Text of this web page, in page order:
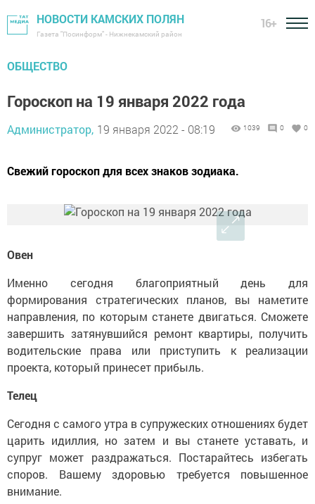
НОВОСТИ КАМСКИХ ПОЛЯН
Газета "Посинформ" - Нижнекамский район
16+
ОБЩЕСТВО
Гороскоп на 19 января 2022 года
Администратор, 19 января 2022 - 08:19 1039 0 0
Свежий гороскоп для всех знаков зодиака.
Овен
Именно сегодня благоприятный день для
формирования стратегических планов, вы наметите
направления, по которым станете двигаться. Сможете
завершить затянувшийся ремонт квартиры, получить
водительские права или приступить к реализации
проекта, который принесет прибыль.
Телец
Сегодня с самого утра в супружеских отношениях будет
царить идиллия, но затем и вы станете уставать, и
супруг может раздражаться. Постарайтесь избегать
споров. Вашему здоровью требуется повышенное
внимание.